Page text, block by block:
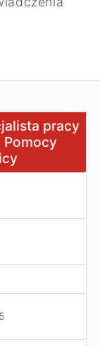
socjalnej,
pracy
Pomocy